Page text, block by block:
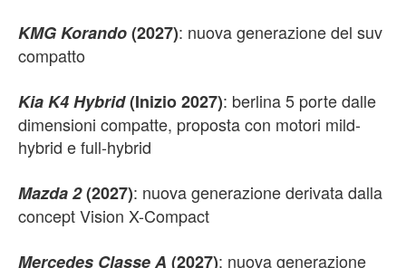
KMG Korando(2027): nuova generazione del suv
compatto
Kia K4 Hybrid(Inizio 2027): berlina 5 porte dalle
dimensioni compatte, proposta con motori mild-
hybrid e full-hybrid
Mazda 2(2027): nuova generazione derivata dalla
concept Vision X-Compact
Mercedes Classe A (2027): nuova generazione